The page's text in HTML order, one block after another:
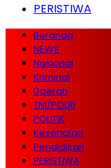
PERISTIWA
Beranda
NEWS
Nasional
Kriminal
Daerah
TNI/POLRI
POLITIK
Kesehatan
Pendidikan
PERISTIWA